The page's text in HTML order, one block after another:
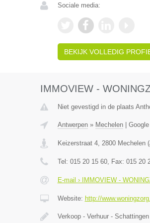
Sociale media:
BEKIJK VOLLEDIG
IMMOVIEW -
Niet gevestigd in de plaats
Antwerpen» Mechelen|
Keizerstraat 4, 2800 Mechelen(
Tel: 015 20 15 60, Fax: 015 20
E-mail › IMMOVIEW -
Website: http://
Verkoop - Verhuur -